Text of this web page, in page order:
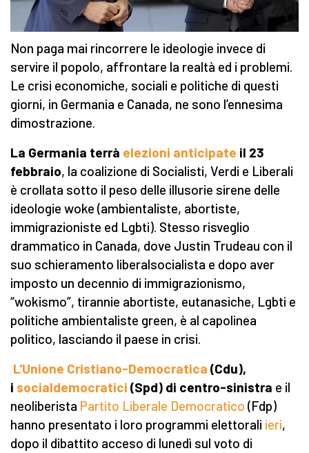
Non paga mai rincorrere le ideologie invece di
servire il popolo, affrontare la realtà ed i problemi.
Le crisi economiche, sociali e politiche di questi
giorni, in Germania e Canada, ne sono l’ennesima
dimostrazione.
La Germania terrà elezioni anticipate il 23
febbraio, la coalizione di Socialisti, Verdi e Liberali
è crollata sotto il peso delle illusorie sirene delle
ideologie woke (ambientaliste, abortiste,
immigrazioniste ed Lgbti). Stesso risveglio
drammatico in Canada, dove Justin Trudeau con il
suo schieramento liberalsocialista e dopo aver
imposto un decennio di immigrazionismo,
“wokismo”, tirannie abortiste, eutanasiche, Lgbti e
politiche ambientaliste green, è al capolinea
politico, lasciando il paese in crisi.
L'Unione Cristiano-Democratica (Cdu),
i socialdemocratici (Spd) di centro-sinistra e il
neoliberista Partito Liberale Democratico (Fdp)
hanno presentato i loro programmi elettorali ieri,
dopo il dibattito acceso di lunedì sul voto di